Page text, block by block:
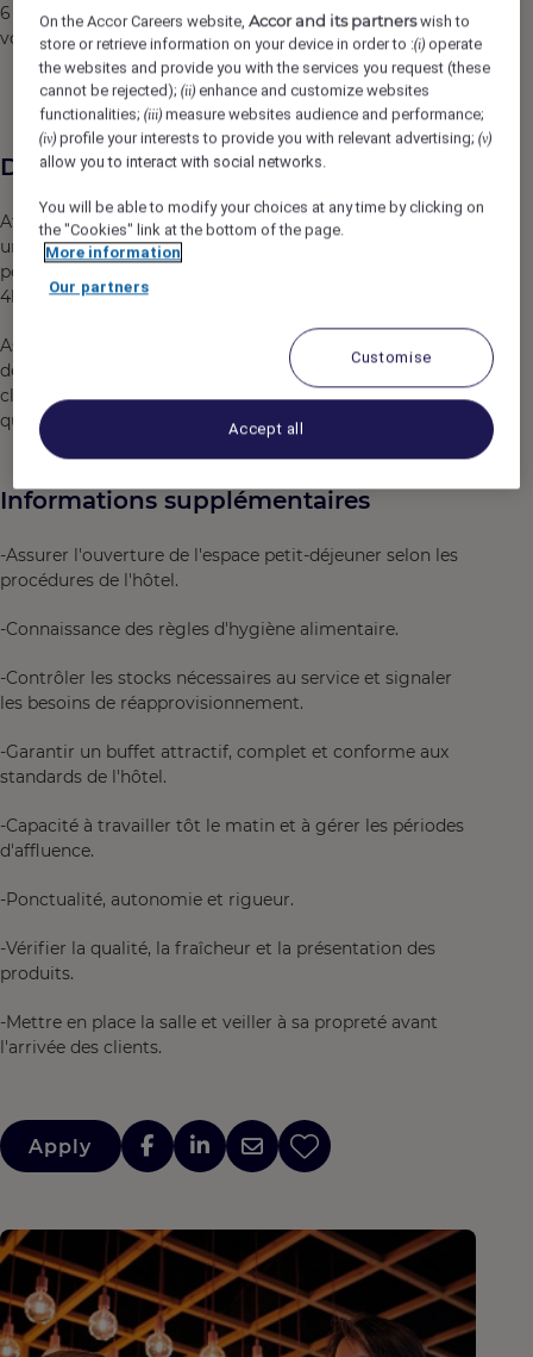
6 et 14, accueille une clientèle variée composée de
voyageurs d’affaires, séminaires et familles.
Description du poste
Afin de renforcer notre équipe en salle, nous recherchons
un candidat en contrat d'extra pour les ouvertures du
petit-déjeuner deux fois par semaine. Vos horaires de
4h30 à 12h, 2 fois par semaine.
Assurer la préparation, la mise en place et le bon
déroulement du service petit-déjeuner afin d'offrir aux
clients un accueil chaleureux et une expérience de
qualité dès le début de leur journée.
Informations supplémentaires
-Assurer l'ouverture de l'espace petit-déjeuner selon les
procédures de l'hôtel.
-Connaissance des règles d'hygiène alimentaire.
-Contrôler les stocks nécessaires au service et signaler
les besoins de réapprovisionnement.
-Garantir un buffet attractif, complet et conforme aux
standards de l'hôtel.
-Capacité à travailler tôt le matin et à gérer les périodes
d'affluence.
-Ponctualité, autonomie et rigueur.
-Vérifier la qualité, la fraîcheur et la présentation des
produits.
-Mettre en place la salle et veiller à sa propreté avant
l'arrivée des clients.
Apply
On the Accor Careers website,Accor and its partnerswish to
store or retrieve information on your device in order to :(i) operate
the websites and provide you with the services you request (these
cannot be rejected);(ii) enhance and customize websites
functionalities;(iii) measure websites audience and performance;
(iv) profile your interests to provide you with relevant advertising;(v)
allow you to interact with social networks.
You will be able to modify your choices at any time by clicking on
the "Cookies" link at the bottom of the page.
More information
Our partners
Customise
Accept all